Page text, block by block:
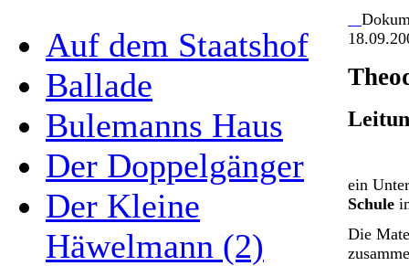
Auf dem Staatshof
Ballade
Bulemanns Haus
Der Doppelgänger
Der Kleine
Häwelmann (2)
ein
Schule
Die